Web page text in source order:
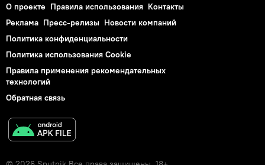
О проекте Правила использования Контакты
Реклама Пресс-релизы Новости компаний
Политика конфиденциальности
Политика использования Cookie
Правила применения рекомендательных
технологий
Обратная связь